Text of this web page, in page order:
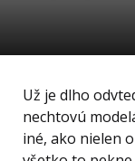
Už je dlho
nechtovú
iné, ako nielen